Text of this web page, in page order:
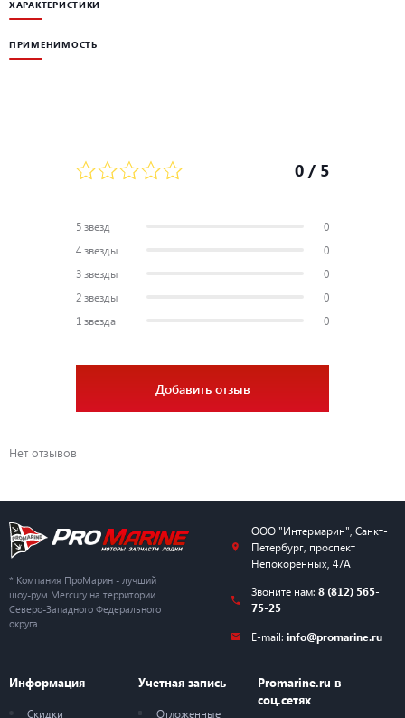
ХАРАКТЕРИСТИКИ
ПРИМЕНИМОСТЬ
0 / 5
5 звезд
0
4 звезды
0
3 звезды
0
2 звезды
0
1 звезда
0
Добавить отзыв
Нет отзывов
* Компания ПроМарин - лучший
шоу-рум Mercury на территории
Северо-Западного Федерального
округа
ООО "Интермарин" Санкт-
Петербург, проспект
Непокоренных, 47А
Звоните нам: 8 (812) 565-
75-25
E-mail: info@promarine.ru
Информация
Скидки
Учетная запись
Отложенные
Promarine.ru в
соц.сетях